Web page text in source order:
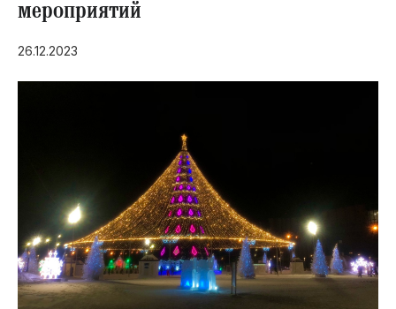
Инфраструктура
Благоустройство
мероприятий
26.12.2023